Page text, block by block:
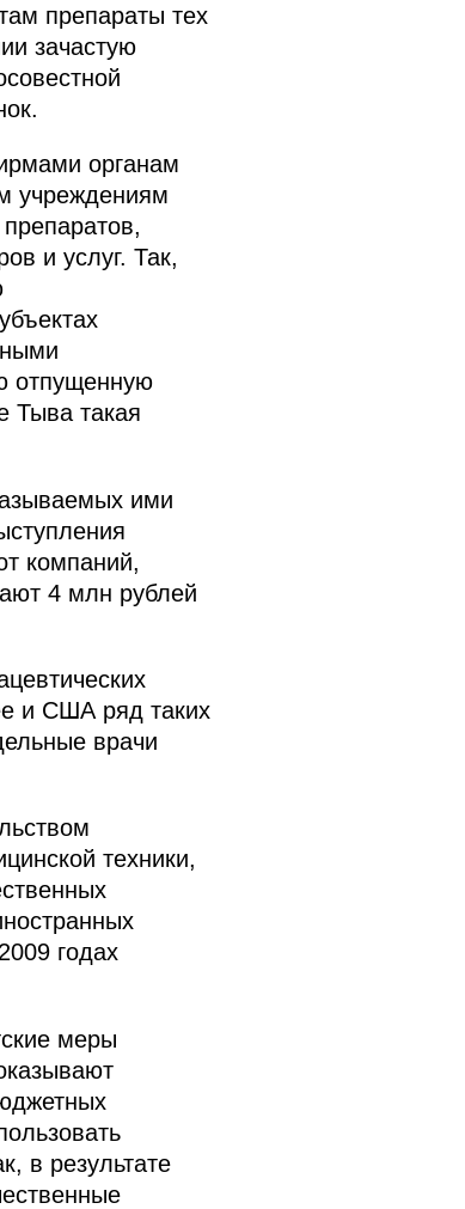
препараты тех
зачастую
органам
учреждениям
и услуг. Так,
отпущенную
Тыва такая
ими
компаний,
4 млн рублей
и США ряд таких
врачи
техники,
годах
меры
в результате